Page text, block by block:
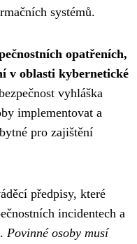
systémů.
opatřeních,
v oblasti kybernetické
vyhláška
implementovat a
pro zajištění
předpisy, které
incidentech a
Povinné osoby musí